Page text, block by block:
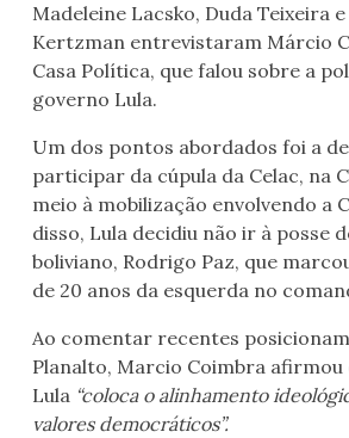
Madeleine Lacsko, Duda Teixeira
Kertzman entrevistaram Márcio
Casa Política, que falou sobre a
governo Lula.
Um dos pontos abordados foi a
participar da cúpula da Celac, na
meio à mobilização envolvendo a
disso, Lula decidiu não ir à posse
boliviano, Rodrigo Paz, que
de 20 anos da esquerda no
Ao comentar recentes
Planalto, Marcio Coimbra afirmou
Lula “coloca o alinhamento
valores democráticos”.